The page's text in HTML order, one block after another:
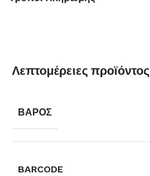
Λεπτομέρειες προϊόντος
ΒΆΡΟΣ
BARCODE